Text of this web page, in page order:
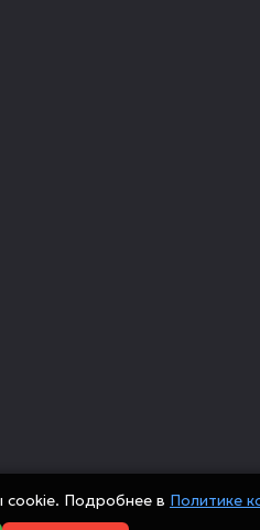
Подробнее в Политике